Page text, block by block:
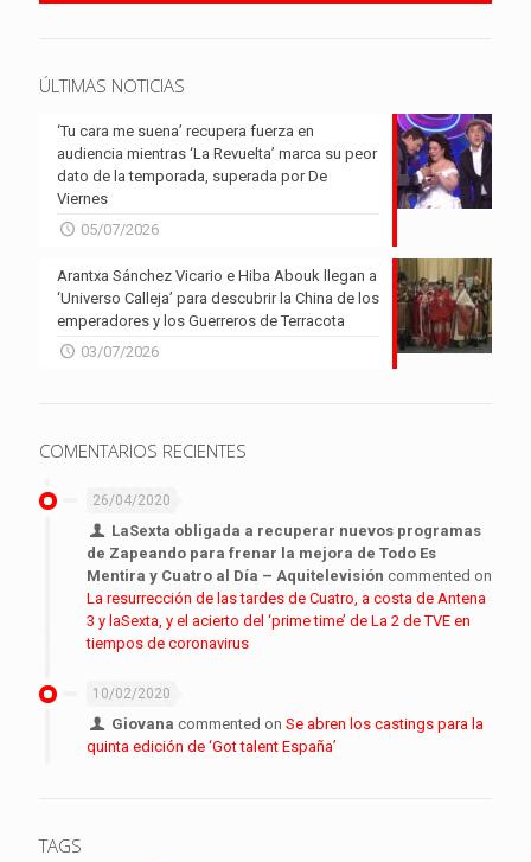
ÚLTIMAS NOTICIAS
‘Tu cara me suena’ recupera fuerza en
audiencia mientras ‘La Revuelta’ marca su peor
dato de la temporada, superada por De
Viernes
05/07/2026
Arantxa Sánchez Vicario e Hiba Abouk llegan a
‘Universo Calleja’ para descubrir la China de los
emperadores y los Guerreros de Terracota
03/07/2026
COMENTARIOS RECIENTES
26/04/2020
LaSexta obligada a recuperar nuevos programas
de Zapeando para frenar la mejora de Todo Es
Mentira y Cuatro al Día – Aquitelevisión commented on
La resurrección de las tardes de Cuatro, a costa de Antena
3 y laSexta, y el acierto del ‘prime time’ de La 2 de TVE en
tiempos de coronavirus
10/02/2020
Giovana commented onSe abren los castings para la
quinta edición de ‘Got talent España’
TAGS